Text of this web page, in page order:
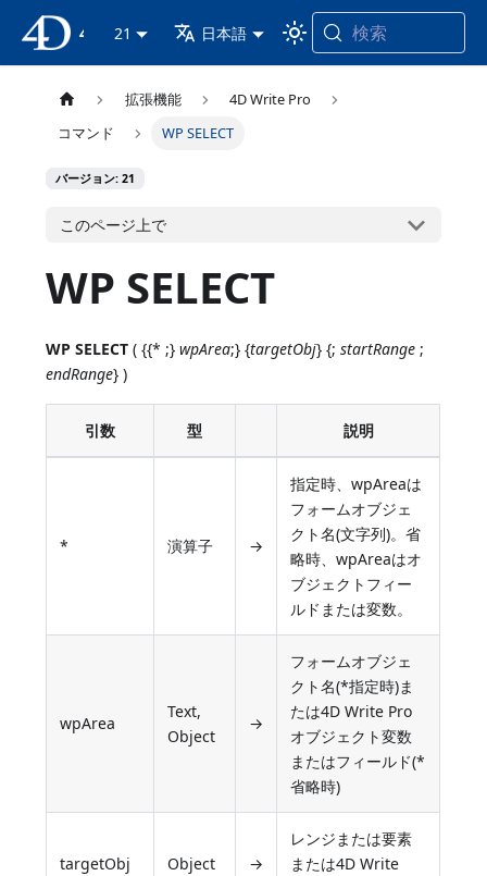
21 日本語 検索
拡張機能
4D Write Pro
コマンド
WP SELECT
バージョン: 21
このページ上で
WP SELECT
WP SELECT ( {{* ;}wpArea;} {targetObj} {;startRange ;
endRange} )
引数 型 説明
* 演算子 →
指定時、wpAreaは
フォームオブジェ
クト名(文字列)。省
略時、wpAreaはオ
ブジェクトフィー
ルドまたは変数。
wpArea
Text,
Object
→
フォームオブジェ
クト名(*指定時)ま
たは4D Write Pro
オブジェクト変数
またはフィールド(*
省略時)
targetObj Object →
レンジまたは要素
または4D Write